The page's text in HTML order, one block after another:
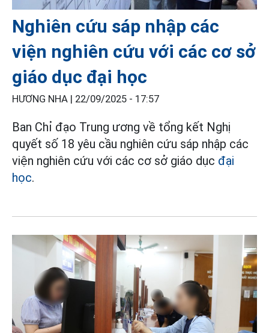
Nghiên cứu sáp nhập các
viện nghiên cứu với các cơ sở
giáo dục đại học
HƯƠNG NHA | 22/09/2025 - 17:57
Ban Chỉ đạo Trung ương về tổng kết Nghị
quyết số 18 yêu cầu nghiên cứu sáp nhập các
viện nghiên cứu với các cơ sở giáo dục đại
học.